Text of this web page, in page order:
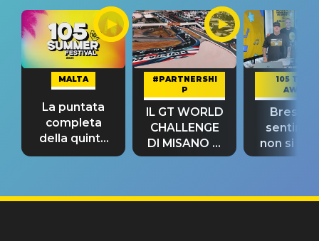
MALTA
La puntata
completa
della quinta
tappa
#PARTNERSHI
P
IL GT WORLD
CHALLENGE
DI MISANO si
riconferma
105 TAKE
AWAY
Bresh:
non si
fino alla